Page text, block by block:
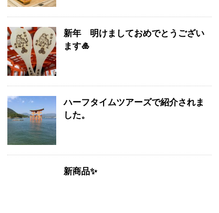
新年 明けましておめでとうござい
ます🎍
ハーフタイムツアーズで紹介されま
した。
新商品✨